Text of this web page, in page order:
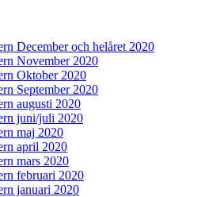
December och helåret 2020
November 2020
Oktober 2020
September 2020
augusti 2020
juni/juli 2020
maj 2020
april 2020
mars 2020
februari 2020
januari 2020